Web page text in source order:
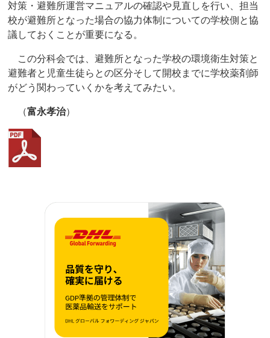
対策・避難所運営マニュアルの確認や見直しを行い、担当
校が避難所となった場合の協力体制についての学校側と協
議しておくことが重要になる。
この分科会では、避難所となった学校の環境衛生対策と
避難者と児童生徒らとの区分そして開校までに学校薬剤師
がどう関わっていくかを考えてみたい。
（富永孝治）